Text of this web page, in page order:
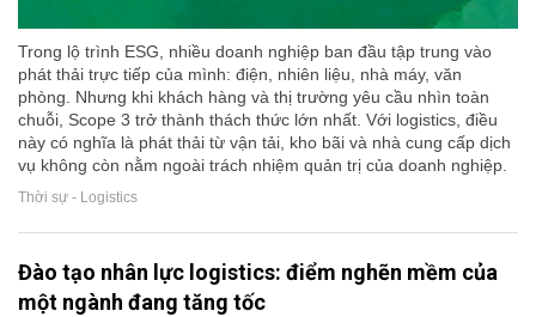
Trong lộ trình ESG, nhiều doanh nghiệp ban đầu tập trung vào
phát thải trực tiếp của mình: điện, nhiên liệu, nhà máy, văn
phòng. Nhưng khi khách hàng và thị trường yêu cầu nhìn toàn
chuỗi, Scope 3 trở thành thách thức lớn nhất. Với logistics, điều
này có nghĩa là phát thải từ vận tải, kho bãi và nhà cung cấp dịch
vụ không còn nằm ngoài trách nhiệm quản trị của doanh nghiệp.
Thời sự - Logistics
Đào tạo nhân lực logistics: điểm nghẽn mềm của
một ngành đang tăng tốc